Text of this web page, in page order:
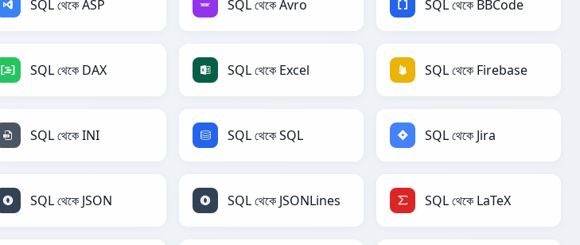
SQL থেকে ASP SQL থেকে Avro SQL থেকে BBCode
SQL থেকে DAX SQL থেকে Excel SQL থেকে Firebase
SQL থেকে INI SQL থেকে SQL SQL থেকে Jira
SQL থেকে JSON SQL থেকে JSONLines SQL থেকে LaTeX